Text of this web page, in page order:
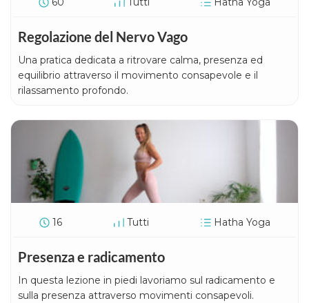
Regolazione del Nervo Vago
Una pratica dedicata a ritrovare calma, presenza ed
equilibrio attraverso il movimento consapevole e il
rilassamento profondo.
16 Tutti Hatha Yoga
Presenza e radicamento
In questa lezione in piedi lavoriamo sul radicamento e
sulla presenza attraverso movimenti consapevoli.